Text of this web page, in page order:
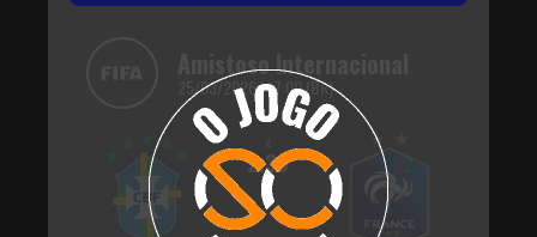
Amistoso Internacional
25/03/2026 | 17:00 (BR)
2.30